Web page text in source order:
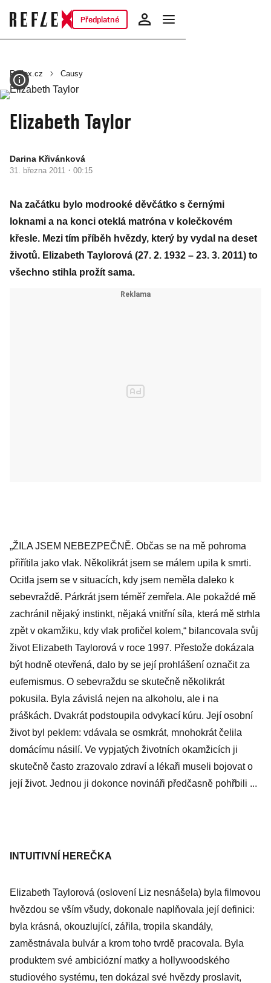
Předplatné
Reflex.cz Causy
Elizabeth Taylor
Darina Křivánková
31. března 2011 · 00:15
Na začátku bylo modrooké děvčátko s černými
loknami a na konci oteklá matróna v kolečkovém
křesle. Mezi tím příběh hvězdy, který by vydal na deset
životů. Elizabeth Taylorová (27. 2. 1932 – 23. 3. 2011) to
všechno stihla prožít sama.
„ŽILA JSEM NEBEZPEČNĚ. Občas se na mě pohroma
přiřítila jako vlak. Několikrát jsem se málem upila k smrti.
Ocitla jsem se v situacích, kdy jsem neměla daleko k
sebevraždě. Párkrát jsem téměř zemřela. Ale pokaždé mě
zachránil nějaký instinkt, nějaká vnitřní síla, která mě strhla
zpět v okamžiku, kdy vlak profičel kolem,“ bilancovala svůj
život Elizabeth Taylorová v roce 1997. Přestože dokázala
být hodně otevřená, dalo by se její prohlášení označit za
eufemismus. O sebevraždu se skutečně několikrát
pokusila. Byla závislá nejen na alkoholu, ale i na
práškách. Dvakrát podstoupila odvykací kúru. Její osobní
život byl peklem: vdávala se osmkrát, mnohokrát čelila
domácímu násilí. Ve vypjatých životních okamžicích ji
skutečně často zrazovalo zdraví a lékaři museli bojovat o
její život. Jednou ji dokonce novináři předčasně pohřbili ...
INTUITIVNÍ HEREČKA
Elizabeth Taylorová (oslovení Liz nesnášela) byla filmovou
hvězdou se vším všudy, dokonale naplňovala její definici:
byla krásná, okouzlující, zářila, tropila skandály,
zaměstnávala bulvár a krom toho tvrdě pracovala. Byla
produktem své ambiciózní matky a hollywoodského
studiového systému, ten dokázal své hvězdy proslavit,